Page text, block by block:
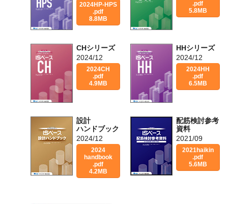
2024HP-HPS
.pdf
8.8MB
.pdf
5.8MB
CHシリーズ
2024/12
2024CH
.pdf
4.9MB
HHシリーズ
2024/12
2024HH
.pdf
6.5MB
設計
ハンドブック
2024/12
2024
handbook
.pdf
4.2MB
配筋検討参考
資料
2021/09
2021haikin
.pdf
5.6MB